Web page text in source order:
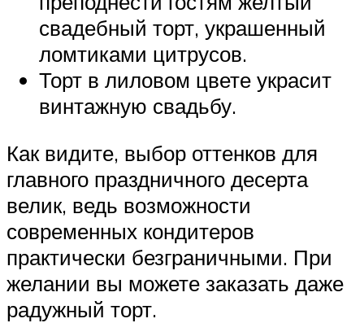
свадебный торт, украшенный
ломтиками цитрусов.
Торт в лиловом цвете украсит
винтажную свадьбу.
Как видите, выбор оттенков для
главного праздничного десерта
велик, ведь возможности
современных кондитеров
практически безграничными. При
желании вы можете заказать даже
радужный торт.